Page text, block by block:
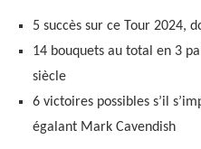
5 succès sur ce Tour 2024,
14 bouquets au total en 3
siècle
6 victoires possibles s’il
égalant Mark Cavendish